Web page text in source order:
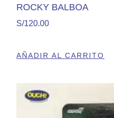
ROCKY BALBOA
S/120.00
AÑADIR AL CARRITO